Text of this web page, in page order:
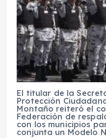
El titular de la
Protección
Montaño reiteró el
Federación de
con los municipios
conjunta un Modelo